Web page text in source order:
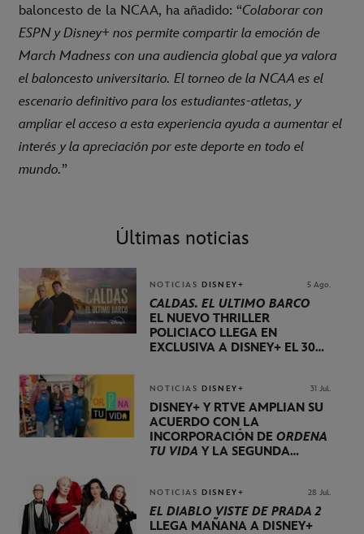
baloncesto de la NCAA, ha añadido: “Colaborar con
ESPN y Disney+ nos permite compartir la emoción de
March Madness con una audiencia global que ya valora
el baloncesto universitario. El torneo de la NCAA es el
escenario definitivo para los estudiantes-atletas, y
ampliar el acceso a esta experiencia ayuda a aumentar el
interés y la apreciación por este deporte en todo el
mundo.”
Últimas noticias
NOTICIAS DISNEY+ 5 Ago.
CALDAS. EL ÚLTIMO BARCO
EL NUEVO THRILLER
POLICIACO LLEGA EN
EXCLUSIVA A DISNEY+ EL 30
NOTICIAS DISNEY+ 31 Jul.
DISNEY+ Y RTVE AMPLÍAN SU
ACUERDO CON LA
INCORPORACIÓN DE ORDENA
TU VIDA Y LA SEGUNDA
NOTICIAS DISNEY+ 28 Jul.
EL DIABLO VISTE DE PRADA 2
LLEGA MAÑANA A DISNEY+